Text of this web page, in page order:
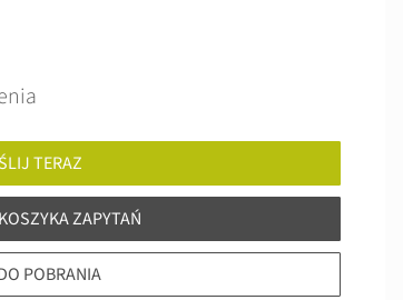
TERAZ
ZAPYTAŃ
POBRANIA